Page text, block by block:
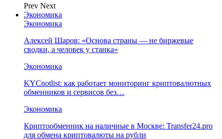
Prev Next
Экономика
Экономика
Алексей Шаров: «Основа страны — не биржевые
сводки, а человек у станка»
Экономика
KYCnotlist: как работает мониторинг криптовалютных
обменников и сервисов без…
Экономика
Криптообменник на наличные в Москве: Transfer24.pro
для обмена криптовалюты на рубли